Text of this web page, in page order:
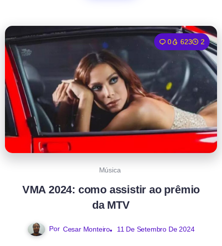
0 623 2
Música
VMA 2024: como assistir ao prêmio
da MTV
Por Cesar Monteiro 11 De Setembro De 2024